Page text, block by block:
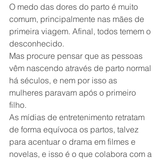
O medo das dores do parto é muito
comum, principalmente nas mães de
primeira viagem. Afinal, todos temem o
desconhecido.
Mas procure pensar que as pessoas
vêm nascendo através de parto normal
há séculos, e nem por isso as
mulheres paravam após o primeiro
filho.
As mídias de entretenimento retratam
de forma equívoca os partos, talvez
para acentuar o drama em filmes e
novelas, e isso é o que colabora com a